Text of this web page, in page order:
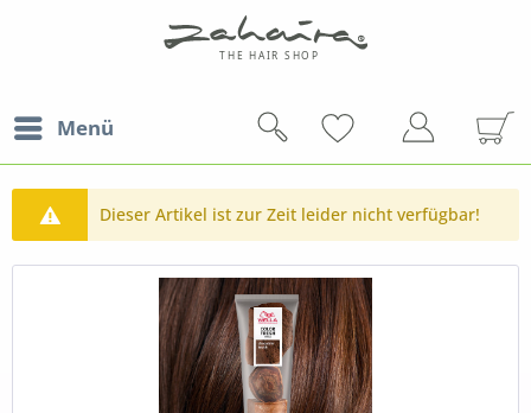
Menü
Dieser Artikel ist zur Zeit leider nicht verfügbar!